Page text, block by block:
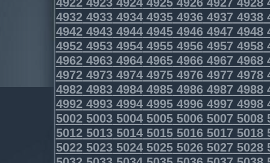
4932493349344935493649374938
4942494349444945494649474948
4952495349544955495649574958
4962496349644965496649674968
4972497349744975497649774978
4982498349844985498649874988
4992499349944995499649974998
5002500350045005500650075008
5012501350145015501650175018
5022502350245025502650275028